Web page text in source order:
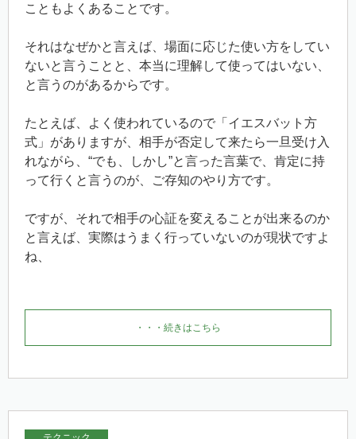
こともよくあることです。
それはなぜかと言えば、場面に応じた使い方をしてい
ないと言うことと、本当に理解して使ってはいない、
と言うのがあるからです。
たとえば、よく使われているので「イエスバット方
式」がありますが、相手が否定して来たら一旦受け入
れながら、“でも、しかし”と言った言葉で、肯定に持
って行くと言うのが、ご存知のやり方です。
ですが、それで相手の心証を変えることが出来るのか
と言えば、実際はうまく行っていないのが現状ですよ
ね、
・・・続きはこちら